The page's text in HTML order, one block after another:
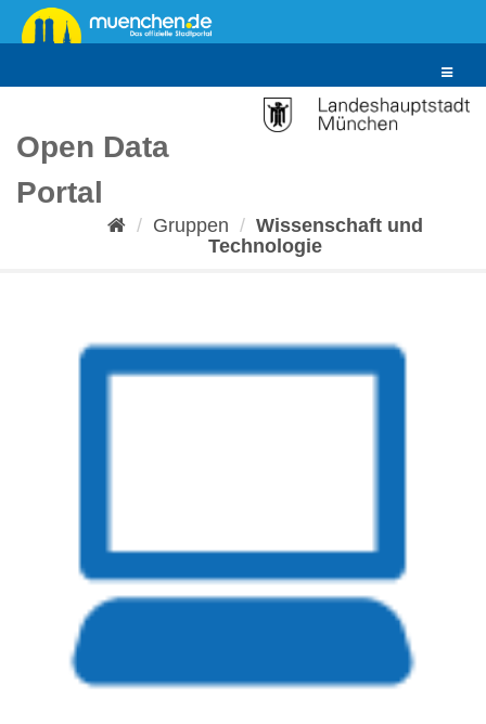
Überspringen
zum
Toggle
Open Data
Portal
Gruppen
Wissenschaft und
Technologie